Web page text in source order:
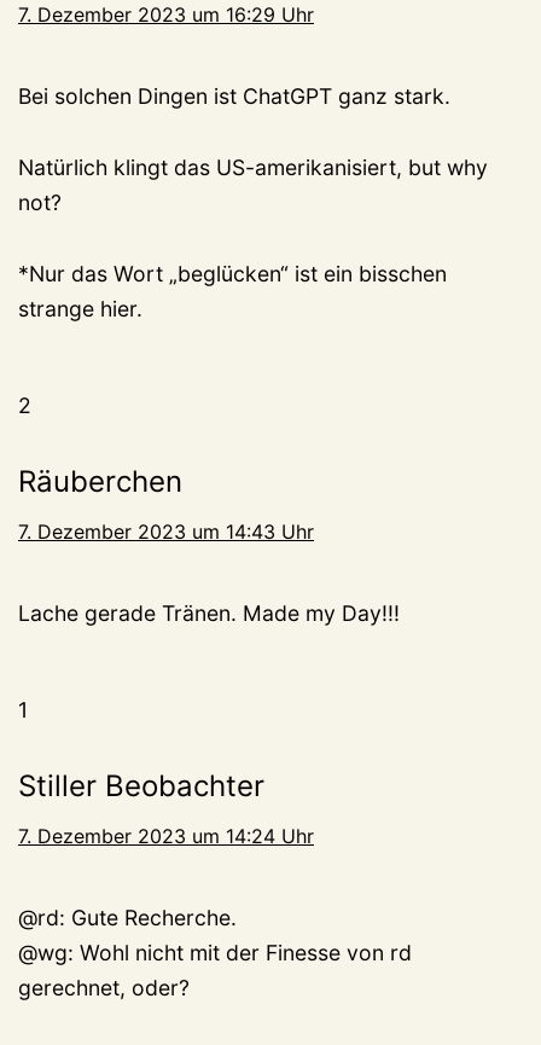
7. Dezember 2023 um 16:29 Uhr
Bei solchen Dingen ist ChatGPT ganz stark.
Natürlich klingt das US-amerikanisiert, but why
not?
*Nur das Wort „beglücken“ ist ein bisschen
strange hier.
2
Räuberchen
7. Dezember 2023 um 14:43 Uhr
Lache gerade Tränen. Made my Day!!!
1
Stiller Beobachter
7. Dezember 2023 um 14:24 Uhr
@rd: Gute Recherche.
@wg: Wohl nicht mit der Finesse von rd
gerechnet, oder?